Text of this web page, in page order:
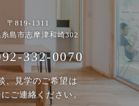
〒819-1311
島市志摩津和崎302
332-0070
、見学のご希望は
ご連絡ください。